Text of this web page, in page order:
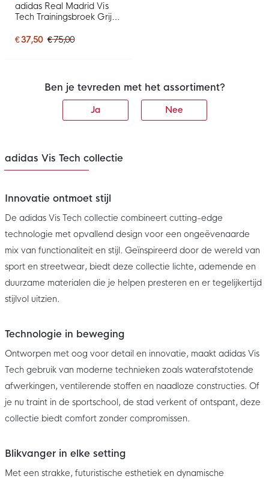
adidas Real Madrid Vis
Tech Trainingsbroek Grijs
€ 37,50 € 75,00
Ben je tevreden met het assortiment?
Ja Nee
adidas Vis Tech collectie
Innovatie ontmoet stijl
De adidas Vis Tech collectie combineert cutting-edge
technologie met opvallend design voor een ongeëvenaarde
mix van functionaliteit en stijl. Geïnspireerd door de wereld van
sport en streetwear, biedt deze collectie lichte, ademende en
duurzame materialen die je helpen presteren en er tegelijkertijd
stijlvol uitzien.
Technologie in beweging
Ontworpen met oog voor detail en innovatie, maakt adidas Vis
Tech gebruik van moderne technieken zoals waterafstotende
afwerkingen, ventilerende stoffen en naadloze constructies. Of
je nu traint in de sportschool, de stad verkent of ontspant, deze
collectie biedt comfort zonder compromissen.
Blikvanger in elke setting
Met een strakke, futuristische esthetiek en dynamische